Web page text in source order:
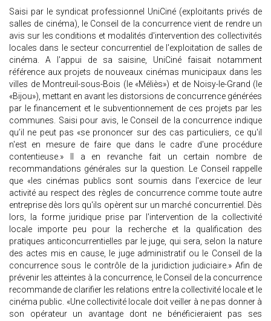
Saisi par le syndicat professionnel UniCiné (exploitants privés de
salles de cinéma), le Conseil de la concurrence vient de rendre un
avis sur les conditions et modalités d'intervention des collectivités
locales dans le secteur concurrentiel de l'exploitation de salles de
cinéma. A l'appui de sa saisine, UniCiné faisait notamment
référence aux projets de nouveaux cinémas municipaux dans les
villes de Montreuil-sous-Bois (le «Méliès») et de Noisy-le-Grand (le
«Bijou»), mettant en avant les distorsions de concurrence générées
par le financement et le subventionnement de ces projets par les
communes. Saisi pour avis, le Conseil de la concurrence indique
qu’il ne peut pas «se prononcer sur des cas particuliers, ce qu'il
n'est en mesure de faire que dans le cadre d'une procédure
contentieuse.» Il a en revanche fait un certain nombre de
recommandations générales sur la question. Le Conseil rappelle
que «les cinémas publics sont soumis dans l'exercice de leur
activité au respect des règles de concurrence comme toute autre
entreprise dès lors qu'ils opèrent sur un marché concurrentiel. Dès
lors, la forme juridique prise par l'intervention de la collectivité
locale importe peu pour la recherche et la qualification des
pratiques anticoncurrentielles par le juge, qui sera, selon la nature
des actes mis en cause, le juge administratif ou le Conseil de la
concurrence sous le contrôle de la juridiction judiciaire.» Afin de
prévenir les atteintes à la concurrence, le Conseil de la concurrence
recommande de clarifier les relations entre la collectivité locale et le
cinéma public. «Une collectivité locale doit veiller à ne pas donner à
son opérateur un avantage dont ne bénéficieraient pas ses